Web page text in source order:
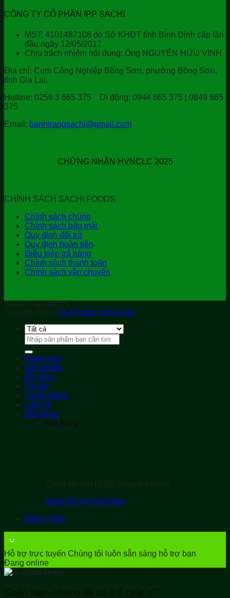
CÔNG TY CỔ PHẦN IPP SACHI
MST: 4101487108 do Sở KHĐT tỉnh Bình Định cấp lần
đầu ngày 12/05/2017.
Chịu trách nhiệm nội dung: Ông NGUYỄN HỮU VINH
Địa chỉ: Cụm Công Nghiệp Bồng Sơn, phường Bồng Sơn,
tỉnh Gia Lai.
Hotline: 0256 3 665 375 Di động: 0944 665 375 | 0849 665
375
Email: banhtrangsachi@gmail.com
CHỨNG NHẬN HVNCLC 2025
CHÍNH SÁCH SACHI FOODS
Chính sách chung
Chính sách bảo mật
Quy định đổi trả
Quy định hoàn tiền
Điều kiện trả hàng
Chính sách thanh toán
Chính sách vận chuyển
Hotline: 0944.665.375
Copyright 2026 © Sachi Foods Sachi Foods
Tìm
kiếm:
Trang chủ
Sản phẩm
Ẩm thực
Tin tức
Tuyển dụng
Liên hệ
Giỏ hàng
Giỏ hàng
Chưa có sản phẩm trong giỏ hàng.
Quay trở lại cửa hàng
Đăng nhập
Hỗ trợ trực tuyến Chúng tôi luôn sẵn sàng hỗ trợ bạn
Đang online
Chào bạn, chúng tôi có thể giúp gì?